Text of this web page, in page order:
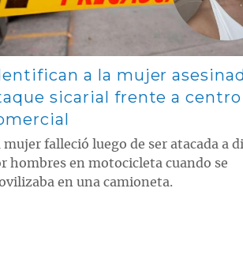
a la mujer
sicarial frente a centro
mujer falleció luego de ser atacada a
hombres en motocicleta cuando se
en una camioneta.